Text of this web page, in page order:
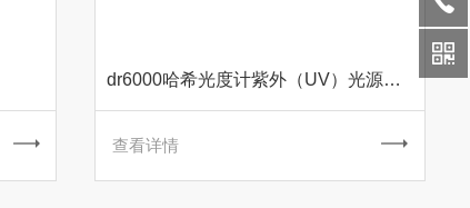
dr6000哈希光度计紫外（UV）光源A23792
查看详情